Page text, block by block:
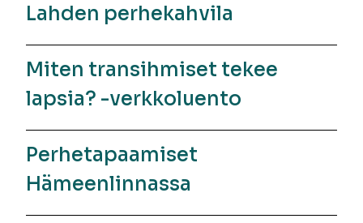
Lahden perhekahvila
Miten transihmiset tekee
lapsia? -verkkoluento
Perhetapaamiset
Hämeenlinnassa